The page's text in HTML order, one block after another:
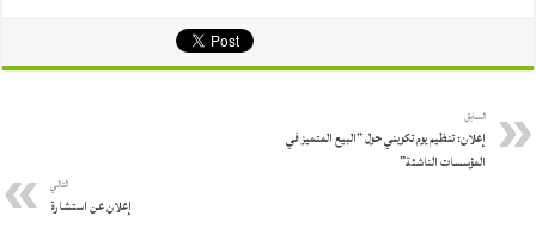
السابق
إعلان: تنظيم يوم تكويني حول “البيع المتميز في
المؤسسات الناشئة”
التالي
إعلان عن استشارة